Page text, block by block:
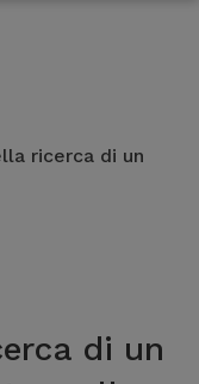
ricerca di un
di un